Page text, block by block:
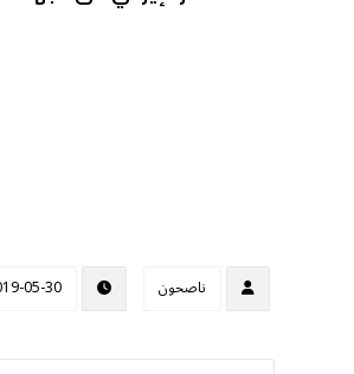
ناصحون 05-30